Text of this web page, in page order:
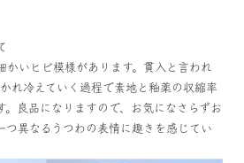
かいヒビ模様があります。貫入と言われ
れ冷えていく過程で素地と釉薬の収縮率
。良品になりますので、お気になさらずお
つ異なるうつわの表情に趣きを感じてい